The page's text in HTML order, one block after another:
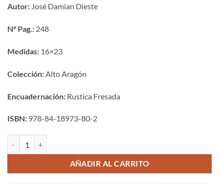
Autor: José Damian Dieste
Nº Pag.: 248
Medidas: 16×23
Colección:Alto Aragón
Encuadernación: Rustica Fresada
ISBN: 978-84-18973-80-2
AÑADIR AL CARRITO